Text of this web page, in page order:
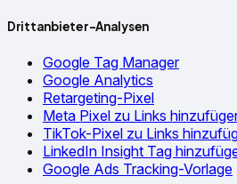
Drittanbieter-Analysen
Google Tag Manager
Google Analytics
Retargeting-Pixel
Meta Pixel zu Links
TikTok-Pixel zu Links
LinkedIn Insight Tag
Google Ads Tracking-Vorlage